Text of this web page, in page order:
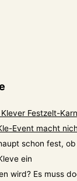
Festzelt-
Event macht
schon fest, ob
ein
wird? Es muss